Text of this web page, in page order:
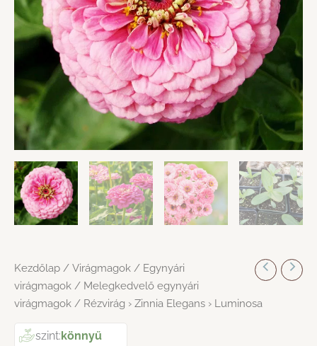
Kezdőlap / Virágmagok / Egynyári
virágmagok / Melegkedvelő egynyári
virágmagok / Rézvirág › Zinnia Elegans › Luminosa
szint:könnyű